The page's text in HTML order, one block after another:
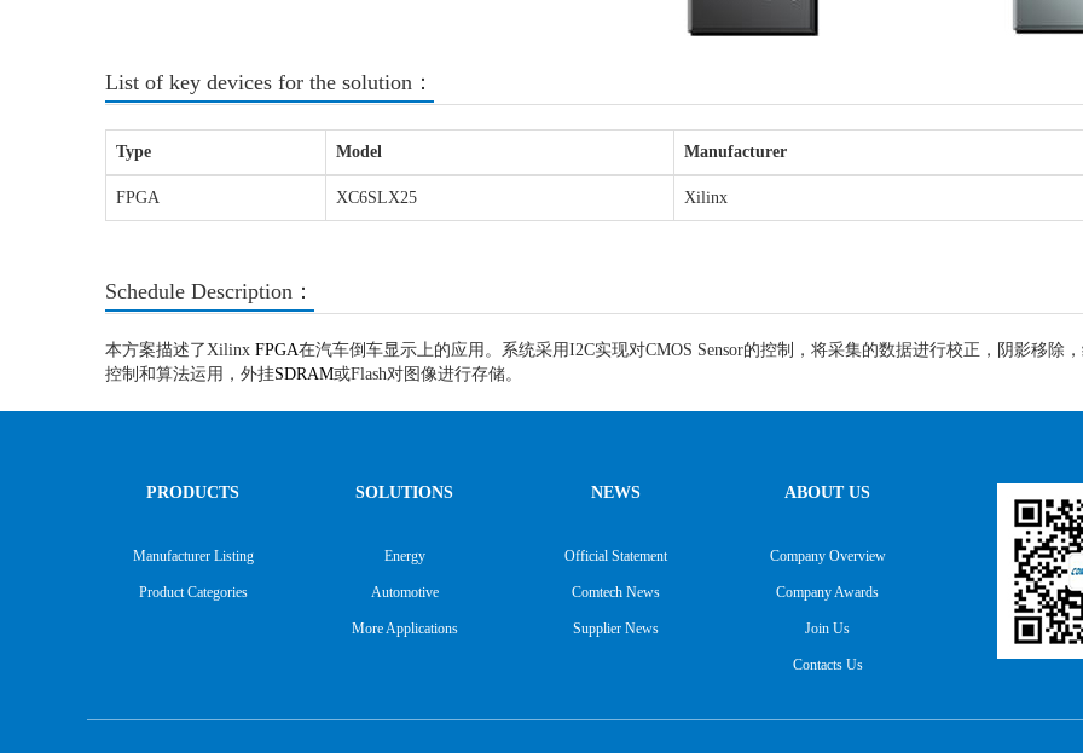
List of key devices for the solution：
Type Model Manufacturer
FPGA XC6SLX25 Xilinx
Schedule Description：
本方案描述了Xilinx FPGA在汽车倒车显示上的应用。系统采用I2C实现对CMOS Sensor的控制，将采集的数据进行校正，阴影移除
控制和算法运用，外挂SDRAM或Flash对图像进行存储。
PRODUCTS
Manufacturer Listing
Product Categories
SOLUTIONS
Energy
Automotive
More Applications
NEWS
Official Statement
Comtech News
Supplier News
ABOUT US
Company Overview
Company Awards
Join Us
Contacts Us